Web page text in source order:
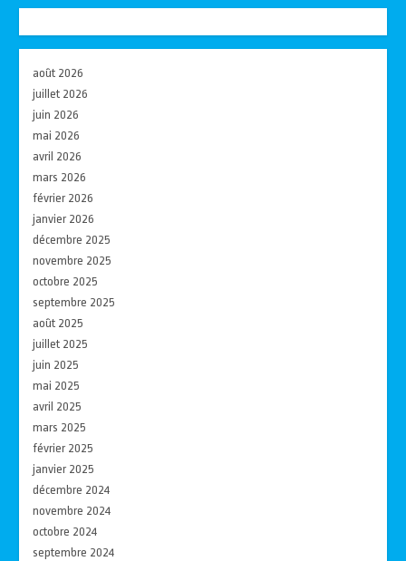
août 2026
juillet 2026
juin 2026
mai 2026
avril 2026
mars 2026
février 2026
janvier 2026
décembre 2025
novembre 2025
octobre 2025
septembre 2025
août 2025
juillet 2025
juin 2025
mai 2025
avril 2025
mars 2025
février 2025
janvier 2025
décembre 2024
novembre 2024
octobre 2024
septembre 2024